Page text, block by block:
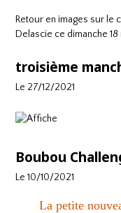
Retour en images sur le
Delascie ce dimanche
troisième
Le 27/12/2021
Boubou
Le 10/10/2021
La petite